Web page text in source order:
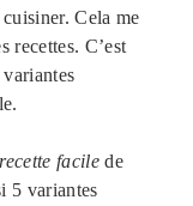
Cela me
recettes. C’est
recette facilede
5 variantes